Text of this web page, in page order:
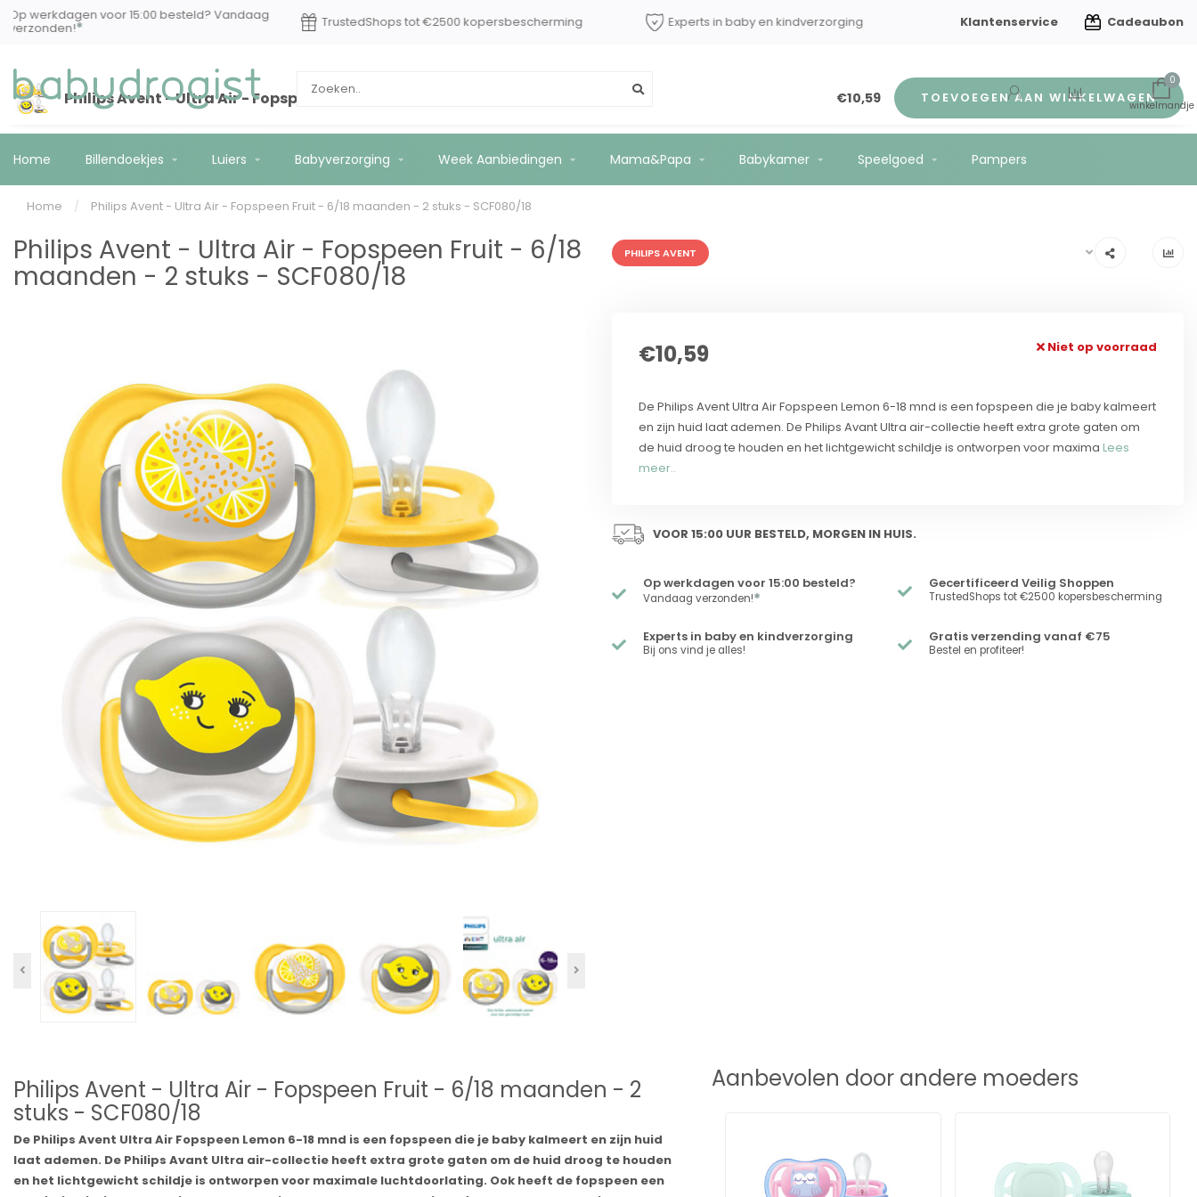
Op werkdagen voor 15:00 besteld? Vandaag
verzonden! TrustedShops tot €2500 kopersbescherming Experts in baby en kindverzorging Gratis verzending vanaf €75
Klantenservice Cadeaubon
0
Home Billendoekjes Luiers Babyverzorging Week Aanbiedingen Mama&Papa Babykamer Speelgoed Pampers
Home / Philips Avent - Ultra Air - Fopspeen Fruit - 6/18 maanden - 2 stuks - SCF080/18
Philips Avent - Ultra Air - Fopspeen Fruit - 6/18 maanden - 2 stuks - SCF080/18 €10,59 TOEVOEGEN AAN WINKELWAGEN
Philips Avent - Ultra Air - Fopspeen Fruit - 6/18
maanden - 2 stuks - SCF080/18
PHILIPS AVENT
€10,59 Niet op voorraad
De Philips Avent Ultra Air Fopspeen Lemon 6-18 mnd is een fopspeen die je baby kalmeert
en zijn huid laat ademen. De Philips Avant Ultra air-collectie heeft extra grote gaten om
de huid droog te houden en het lichtgewicht schildje is ontworpen voor maxima Lees
meer..
VOOR 15:00 UUR BESTELD, MORGEN IN HUIS.
Op werkdagen voor 15:00 besteld?
Vandaag verzonden!*
Gecertificeerd Veilig Shoppen
TrustedShops tot €2500 kopersbescherming
Experts in baby en kindverzorging
Bij ons vind je alles!
Gratis verzending vanaf €75
Bestel en profiteer!
Philips Avent - Ultra Air - Fopspeen Fruit - 6/18 maanden - 2
stuks - SCF080/18
De Philips Avent Ultra Air Fopspeen Lemon 6-18 mnd is een fopspeen die je baby kalmeert en zijn huid
laat ademen. De Philips Avant Ultra air-collectie heeft extra grote gaten om de huid droog te houden
en het lichtgewicht schildje is ontworpen voor maximale luchtdoorlating. Ook heeft de fopspeen een
Aanbevolen door andere moeders